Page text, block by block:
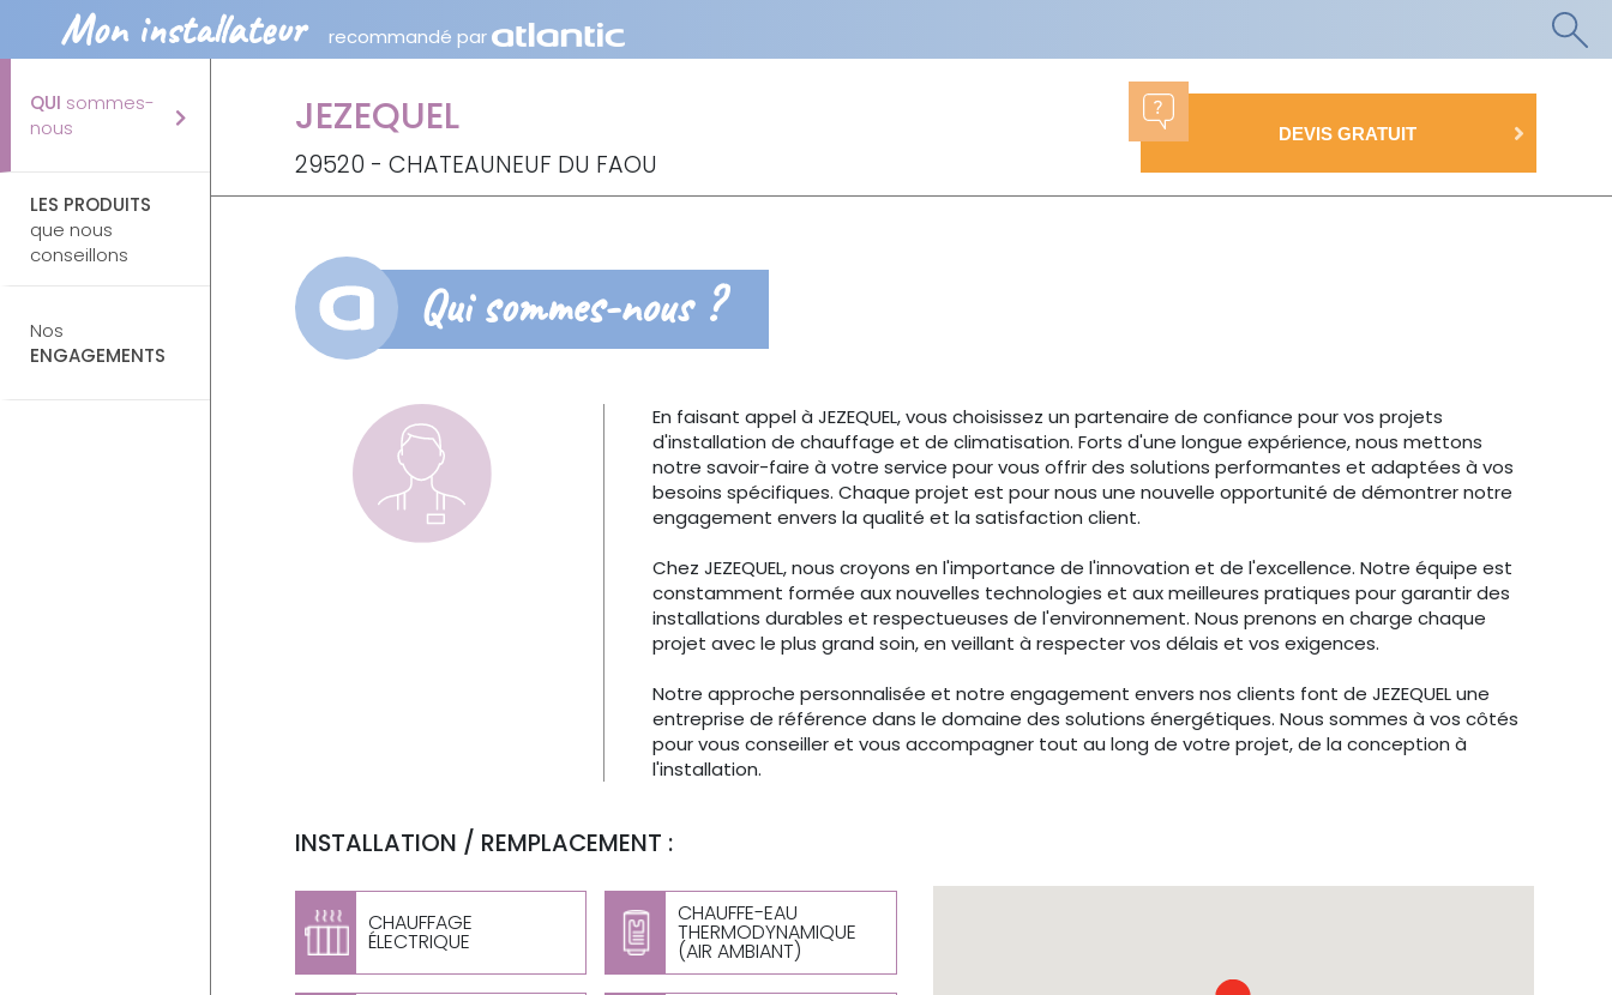
Mon installateur recommandé par
QUI sommes-
nous
LES PRODUITS
que nous
conseillons
Nos
ENGAGEMENTS
JEZEQUEL
29520 - CHATEAUNEUF DU FAOU
DEVIS GRATUIT
Qui sommes-nous ?
En faisant appel à JEZEQUEL, vous choisissez un partenaire de confiance pour vos projets
d'installation de chauffage et de climatisation. Forts d'une longue expérience, nous mettons
notre savoir-faire à votre service pour vous offrir des solutions performantes et adaptées à vos
besoins spécifiques. Chaque projet est pour nous une nouvelle opportunité de démontrer notre
engagement envers la qualité et la satisfaction client.
Chez JEZEQUEL, nous croyons en l'importance de l'innovation et de l'excellence. Notre équipe est
constamment formée aux nouvelles technologies et aux meilleures pratiques pour garantir des
installations durables et respectueuses de l'environnement. Nous prenons en charge chaque
projet avec le plus grand soin, en veillant à respecter vos délais et vos exigences.
Notre approche personnalisée et notre engagement envers nos clients font de JEZEQUEL une
entreprise de référence dans le domaine des solutions énergétiques. Nous sommes à vos côtés
pour vous conseiller et vous accompagner tout au long de votre projet, de la conception à
l'installation.
INSTALLATION / REMPLACEMENT :
CHAUFFAGE
ÉLECTRIQUE
CHAUFFE-EAU
THERMODYNAMIQUE
(AIR AMBIANT)